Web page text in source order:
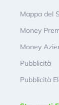
Mappa del
Money
Money
Pubblicità
Pubblicità